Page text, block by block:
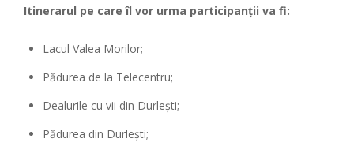
Itinerarul pe care îl vor urma participanții va fi:
Lacul Valea Morilor;
Pădurea de la Telecentru;
Dealurile cu vii din Durlești;
Pădurea din Durlești;